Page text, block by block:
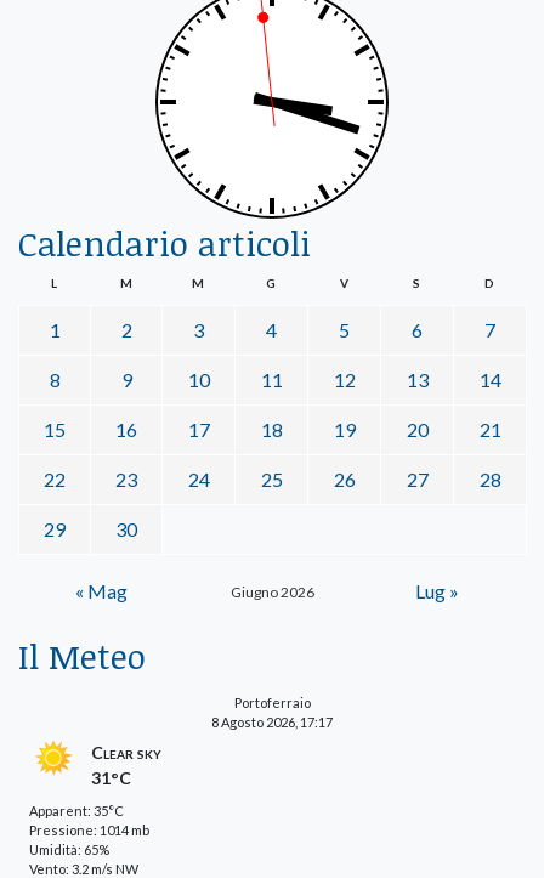
Calendario articoli
Giugno 2026
L M M G V S D
1 2 3 4 5 6 7
8 9 10 11 12 13 14
15 16 17 18 19 20 21
22 23 24 25 26 27 28
29 30
« Mag Lug »
Il Meteo
Portoferraio
8 Agosto 2026, 17:17
Clear sky
31°C
Apparent: 35°C
Pressione: 1014 mb
Umidità: 65%
Vento: 3.2 m/s NW